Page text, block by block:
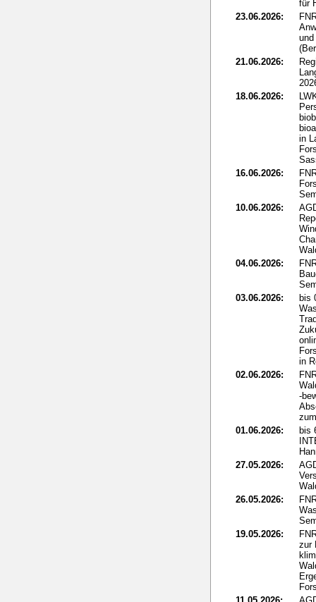
für
23.06.2026:
21.06.2026:
18.06.2026:
in
16.06.2026:
10.06.2026:
04.06.2026:
03.06.2026:
bis
in
02.06.2026:
-
01.06.2026:
bis
27.05.2026:
26.05.2026:
19.05.2026:
zur